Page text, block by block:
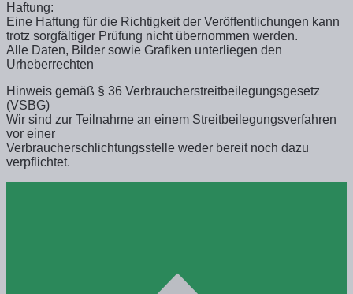
Haftung:
Eine Haftung für die Richtigkeit der Veröffentlichungen kann
trotz sorgfältiger Prüfung nicht übernommen werden.
Alle Daten, Bilder sowie Grafiken unterliegen den
Urheberrechten
Hinweis gemäß § 36 Verbraucherstreitbeilegungsgesetz
(VSBG)
Wir sind zur Teilnahme an einem Streitbeilegungsverfahren
vor einer
Verbraucherschlichtungsstelle weder bereit noch dazu
verpflichtet.